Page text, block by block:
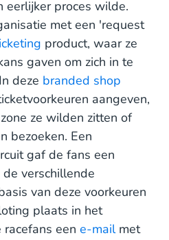
eerlijker proces wilde.
met een 'request
product, waar ze
gaven om zich in te
deze branded shop
aangeven,
ze wilden zitten of
bezoeken. Een
gaf de fans een
verschillende
van deze voorkeuren
plaats in het
een e-mailmet